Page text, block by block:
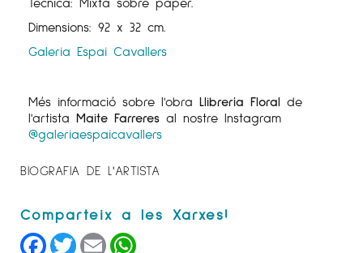
Dimensions: 92 x 32 cm.
Galeria Espai Cavallers
Més informació sobre l'obra Llibrería Floral de
l'artista Maite Farreres al nostre Instagram
@galeriaespaicavallers
BIOGRAFIA DE L'ARTISTA
Facebook
TwitterEmail